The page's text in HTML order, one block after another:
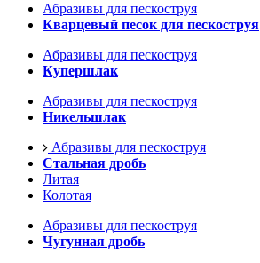
Абразивы для пескоструя
Кварцевый песок для пескоструя
Абразивы для пескоструя
Купершлак
Абразивы для пескоструя
Никельшлак
Абразивы для пескоструя
Стальная дробь
Литая
Колотая
Абразивы для пескоструя
Чугунная дробь